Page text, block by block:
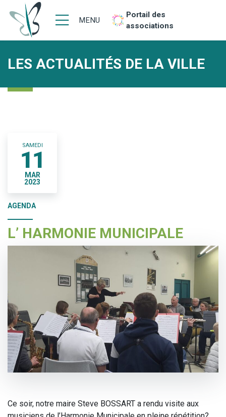
MENU
Portail des
associations
LES ACTUALITÉS DE LA VILLE
SAMEDI
11
MAR
2023
AGENDA
L’ HARMONIE MUNICIPALE
Ce soir, notre maire Steve BOSSART a rendu visite aux